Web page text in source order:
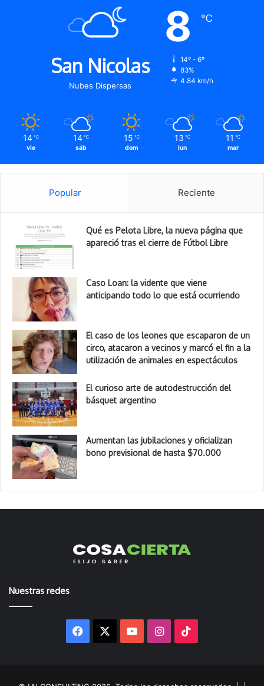
San Nicolas
Nubes Dispersas
8 ℃
14º - 6º
83%
4.84 km/h
14 ℃
vie
14 ℃
sáb
15 ℃
dom
13 ℃
lun
11 ℃
mar
Popular Reciente
Qué es Pelota Libre, la nueva página que
apareció tras el cierre de Fútbol Libre
Caso Loan: la vidente que viene
anticipando todo lo que está ocurriendo
El caso de los leones que escaparon de un
circo, atacaron a vecinos y marcó el fin a la
utilización de animales en espectáculos
El curioso arte de autodestrucción del
básquet argentino
Aumentan las jubilaciones y oficializan
bono previsional de hasta $70.000
Nuestras redes
Facebook YouTubeInstagram